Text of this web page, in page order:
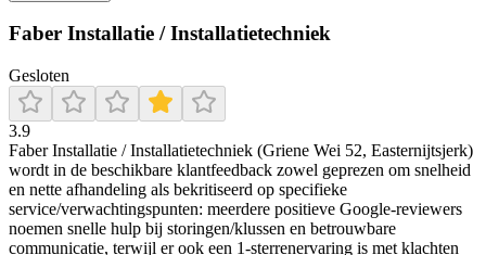
Faber Installatie / Installatietechniek
Gesloten
3.9
Faber Installatie / Installatietechniek (Griene Wei 52, Easternijtsjerk)
wordt in de beschikbare klantfeedback zowel geprezen om snelheid
en nette afhandeling als bekritiseerd op specifieke
service/verwachtingspunten: meerdere positieve Google-reviewers
noemen snelle hulp bij storingen/klussen en betrouwbare
communicatie, terwijl er ook een 1-sterrenervaring is met klachten